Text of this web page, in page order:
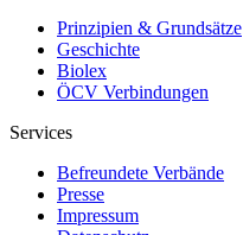
Prinzipien & Grundsätze
Geschichte
Biolex
ÖCV Verbindungen
Services
Befreundete Verbände
Presse
Impressum